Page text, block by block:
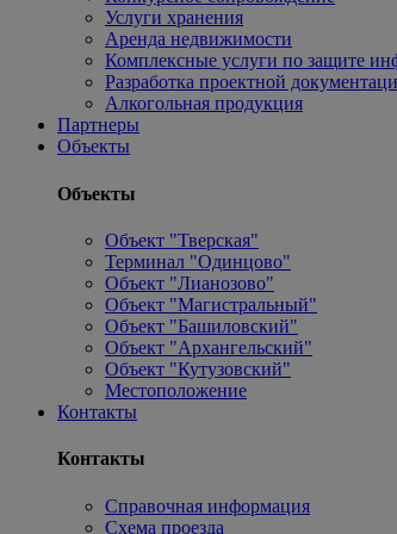
Услуги хранения
Аренда недвижимости
Комплексные услуги по защите
Разработка проектной
Алкогольная продукция
Партнеры
Объекты
Объекты
Объект "Тверская"
Терминал "Одинцово"
Объект "Лианозово"
Объект "Магистральный"
Объект "Башиловский"
Объект "Архангельский"
Объект "Кутузовский"
Местоположение
Контакты
Контакты
Справочная информация
Схема проезда